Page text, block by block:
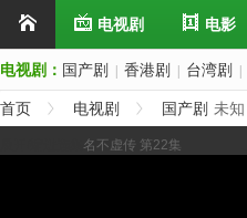
电视剧 电影
电视剧： 国产剧 香港剧 台湾剧
首页 电视剧 国产剧 未知
名不虚传 第22集